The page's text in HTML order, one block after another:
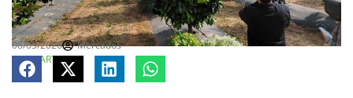
08/05/2026
Mercados
COMPARTE